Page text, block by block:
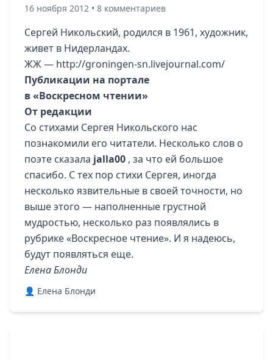
16 ноября 2012 • 8 комментариев
Сергей Никольский, родился в 1961, художник,
живет в Нидерландах.
ЖЖ — http://groningen-sn.livejournal.com/
Публикации на портале
в «Воскресном чтении»
От редакции
Со стихами Сергея Никольского нас
познакомили его читатели. Несколько слов о
поэте сказала jalla00 , за что ей большое
спасибо. С тех пор стихи Сергея, иногда
несколько язвительные в своей точности, но
выше этого — наполненные грустной
мудростью, несколько раз появлялись в
рубрике «Воскресное чтение». И я надеюсь,
будут появляться еще.
Елена Блонди
👤 Елена Блонди